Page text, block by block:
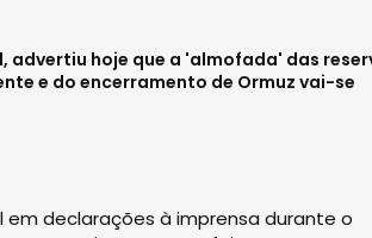
advertiu hoje que a 'almofada' das
e do encerramento de Ormuz vai-se
declarações à imprensa durante o